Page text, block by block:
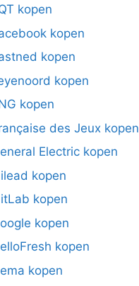
kopen
kopen
kopen
kopen
kopen
des Jeux kopen
Electric kopen
kopen
kopen
kopen
kopen
kopen